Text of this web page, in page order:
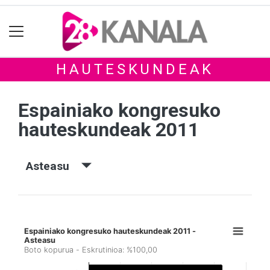
HAUTESKUNDEAK
Espainiako kongresuko
hauteskundeak 2011
Asteasu
Espainiako kongresuko hauteskundeak 2011 -
Asteasu
Boto kopurua - Eskrutinioa: %100,00